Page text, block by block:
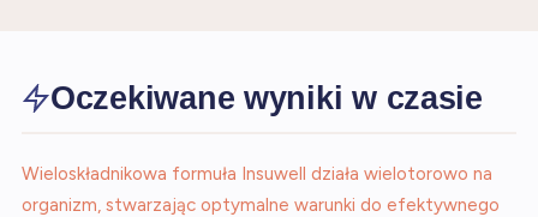
Oczekiwane wyniki w czasie
Wieloskładnikowa formuła Insuwell działa wielotorowo na
organizm, stwarzając optymalne warunki do efektywnego